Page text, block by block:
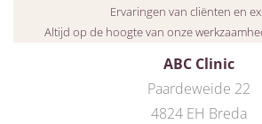
ABC Clinic
Paardeweide 22
4824 EH Breda
Ervaringen van cliënten en
Altijd op de hoogte van onze